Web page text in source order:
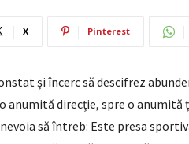
X Pinterest
și încerc să descifrez
anumită direcție, spre o
să întreb: Este presa